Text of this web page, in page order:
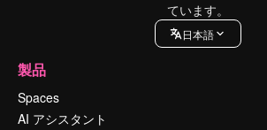
ています。
日本語
製品
Spaces
AI アシスタント